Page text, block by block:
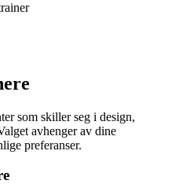
som skiller seg i design,
avhenger av dine
preferanser.